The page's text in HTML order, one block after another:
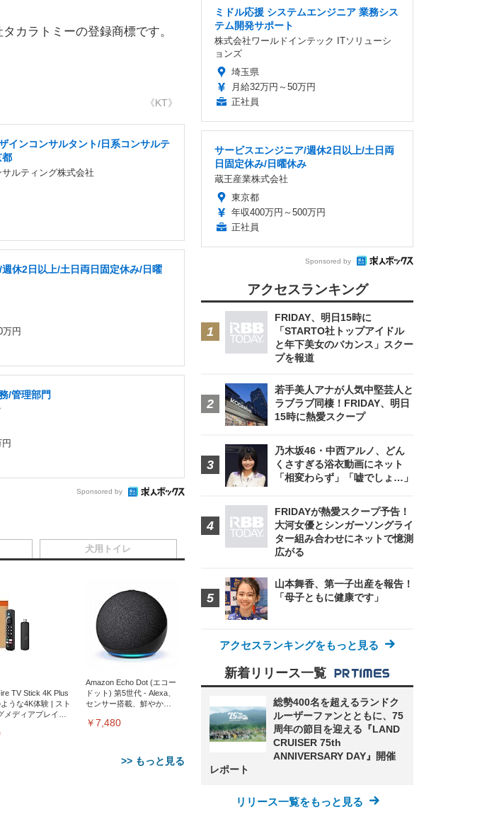
カラトミーの登録商標です。
《KT》
インコンサルタント/日系コンサルテ
都
ルティング株式会社
休2日以上/土日両日固定休み/日曜
万円
/管理部門
Sponsored by
TV Stick 4K Plus
うな4K体験 | スト
メディアプレイヤ
Amazon Echo Dot (エコー
ドット) 第5世代 - Alexa、
センサー搭載、鮮やかな
￥7,480
>> もっと見る
犬用トイレ
ミドル応援 システムエンジニア 業務シス
テム開発サポート
株式会社ワールドインテック ITソリューシ
ョンズ
埼玉県
月給32万円～50万円
正社員
サービスエンジニア/週休2日以上/土日両
日固定休み/日曜休み
蔵王産業株式会社
東京都
年収400万円～500万円
正社員
Sponsored by
アクセスランキング
FRIDAY、明日15時に
「STARTO社トップアイドル
と年下美女のバカンス」スクー
プを報道
若手美人アナが人気中堅芸人と
ラブラブ同棲！FRIDAY、明日
15時に熱愛スクープ
乃木坂46・中西アルノ、どん
くさすぎる浴衣動画にネット
「相変わらず」「嘘でしょ…」
FRIDAYが熱愛スクープ予告！
大河女優とシンガーソングライ
ター組み合わせにネットで憶測
広がる
山本舞香、第一子出産を報告！
「母子ともに健康です」
アクセスランキングをもっと見る
新着リリース一覧
総勢400名を超えるランドク
ルーザーファンとともに、75
周年の節目を迎える『LAND
CRUISER 75th
ANNIVERSARY DAY』開催
レポート
リリース一覧をもっと見る